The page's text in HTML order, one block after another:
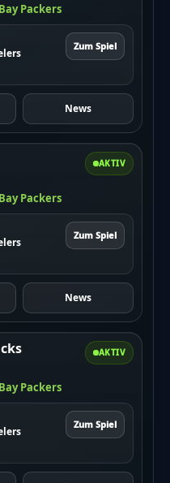
Packers
Zum Spiel
News
AKTIV
Packers
Zum Spiel
News
AKTIV
Packers
Zum Spiel